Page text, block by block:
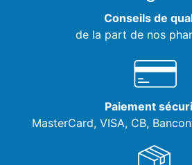
Conseils de
de la part de nos
Paiement
MasterCard, VISA, CB,